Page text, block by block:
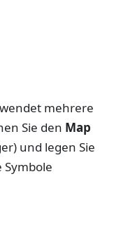
mehrere
Sie den Map
und legen Sie
Symbole